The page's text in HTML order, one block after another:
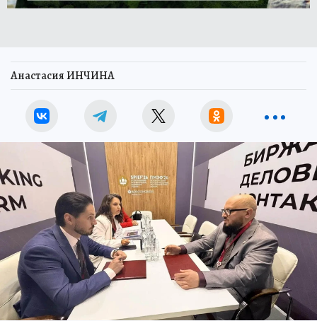
Анастасия ИНЧИНА